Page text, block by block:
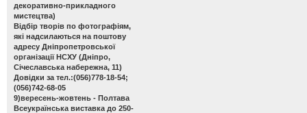
декоративно-прикладного
мистецтва)
Відбір творів по фотографіям,
які надсилаються на поштову
адресу Дніпропетровської
організації НСХУ (Дніпро,
Січеславська набережна, 11)
Довідки за тел.:(056)778-18-54;
(056)742-68-05
9)вересень-жовтень - Полтава
Всеукраїнська виставка до 250-